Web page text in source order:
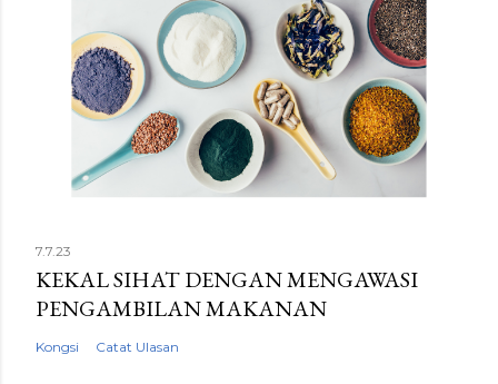
7.7.23
KEKAL SIHAT DENGAN MENGAWASI
PENGAMBILAN MAKANAN
Kongsi Catat Ulasan